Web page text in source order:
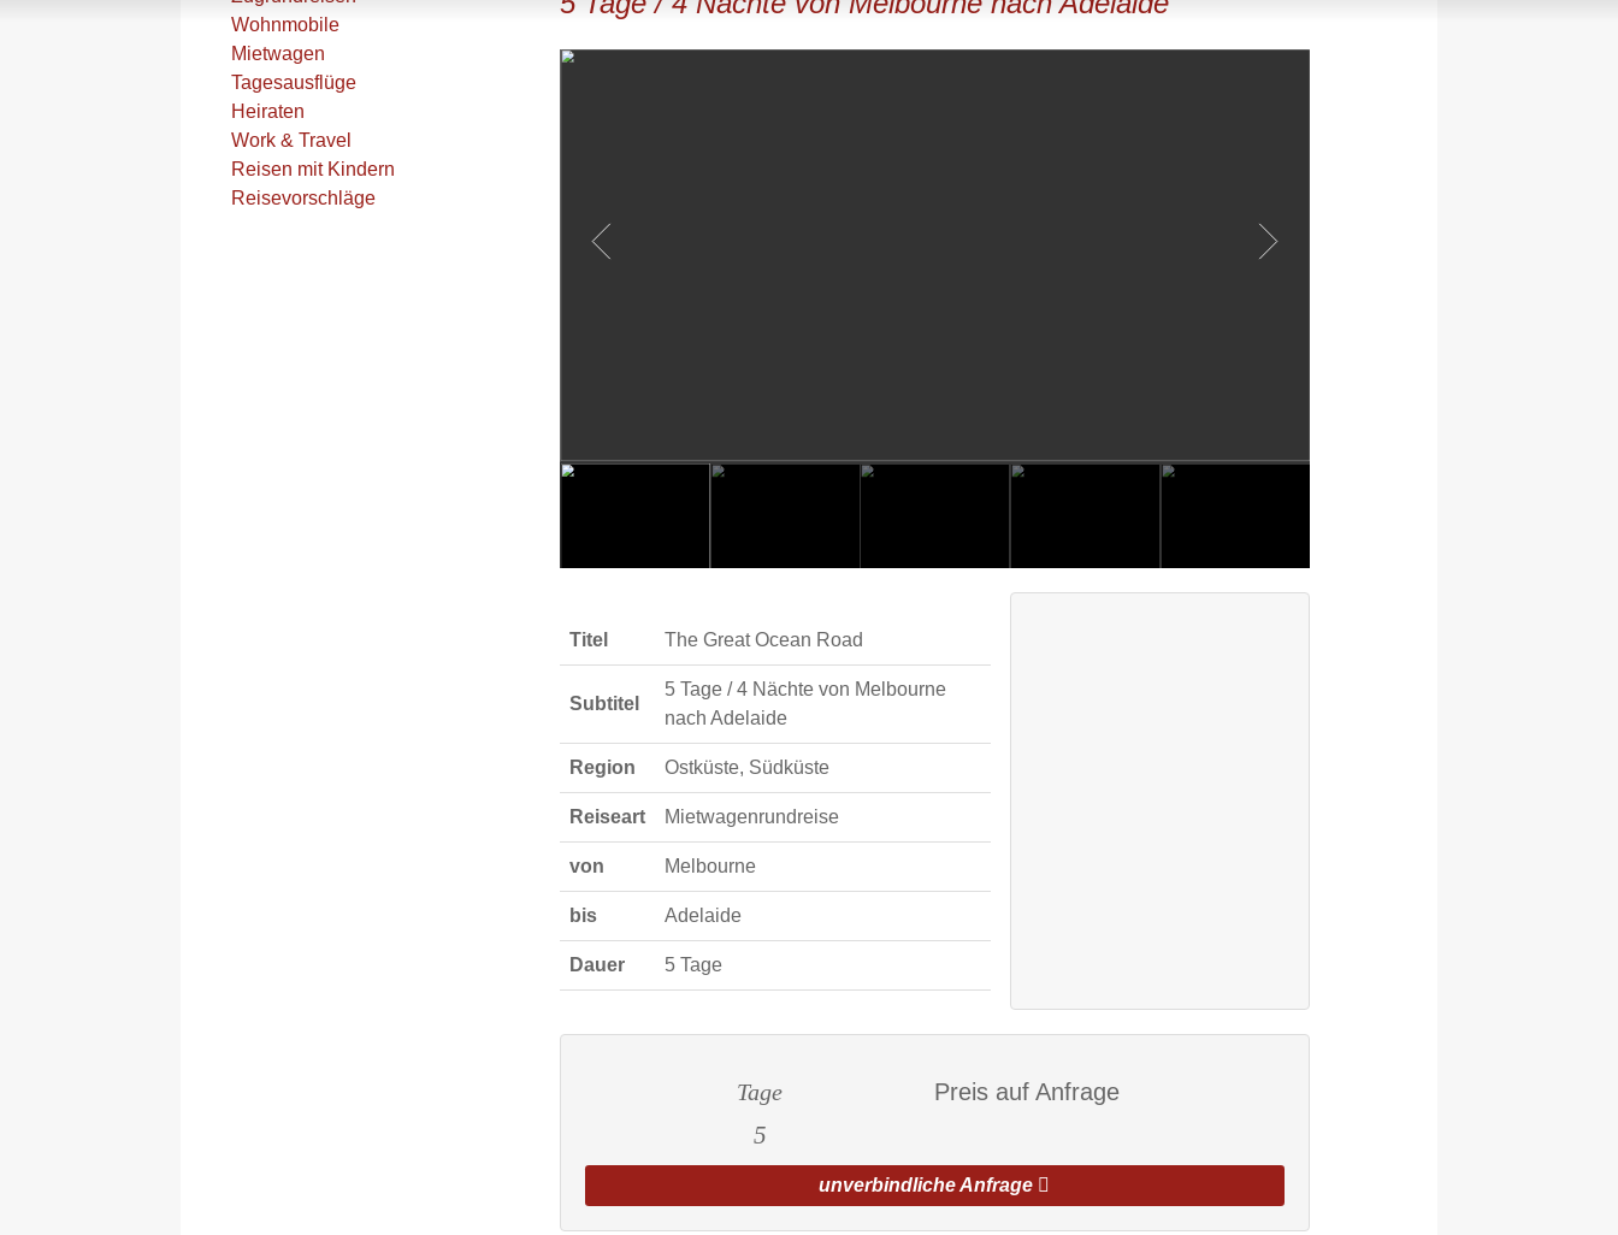
Wohnmobile
Mietwagen
Tagesausflüge
Heiraten
Work & Travel
Reisen mit Kindern
Reisevorschläge
Titel The Great Ocean Road
Subtitel
5 Tage / 4 Nächte von Melbourne
nach Adelaide
Region Ostküste, Südküste
Reiseart Mietwagenrundreise
von Melbourne
bis Adelaide
Dauer 5 Tage
Tage
5
Preis auf Anfrage
unverbindliche Anfrage